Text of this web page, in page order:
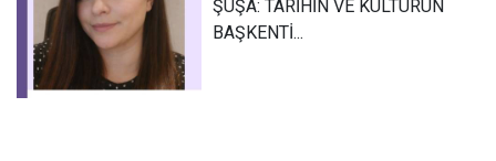
ŞUŞA: TARİHİN VE KÜLTÜRÜN
BAŞKENTİ...